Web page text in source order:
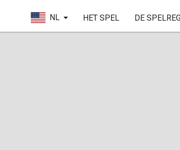
NL HET SPEL DE